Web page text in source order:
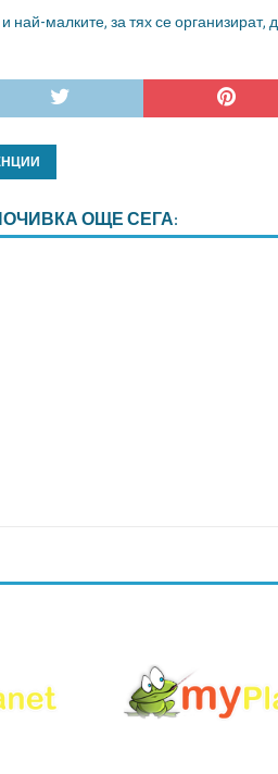
най-малките, за тях се организират,
ОЩЕ СЕГА: